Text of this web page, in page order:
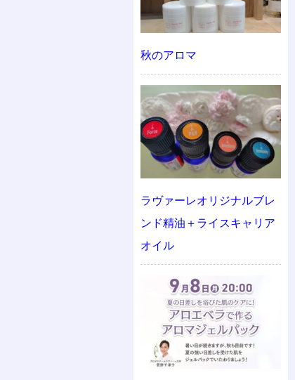
秋のアロマ
ラヴァーレオリジナルブレ
ンド精油＋ライスキャリア
オイル